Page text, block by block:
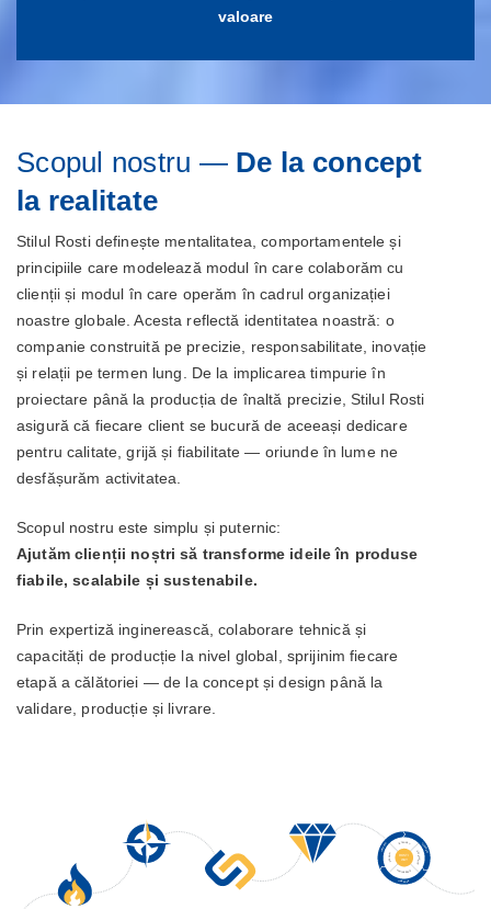
valoare
Scopul nostru — De la concept
la realitate
Stilul Rosti definește mentalitatea, comportamentele și
principiile care modelează modul în care colaborăm cu
clienții și modul în care operăm în cadrul organizației
noastre globale. Acesta reflectă identitatea noastră: o
companie construită pe precizie, responsabilitate, inovație
și relații pe termen lung. De la implicarea timpurie în
proiectare până la producția de înaltă precizie, Stilul Rosti
asigură că fiecare client se bucură de aceeași dedicare
pentru calitate, grijă și fiabilitate — oriunde în lume ne
desfășurăm activitatea.
Scopul nostru este simplu și puternic:
Ajutăm clienții noștri să transforme ideile în produse
fiabile, scalabile și sustenabile.
Prin expertiză inginerească, colaborare tehnică și
capacități de producție la nivel global, sprijinim fiecare
etapă a călătoriei — de la concept și design până la
validare, producție și livrare.